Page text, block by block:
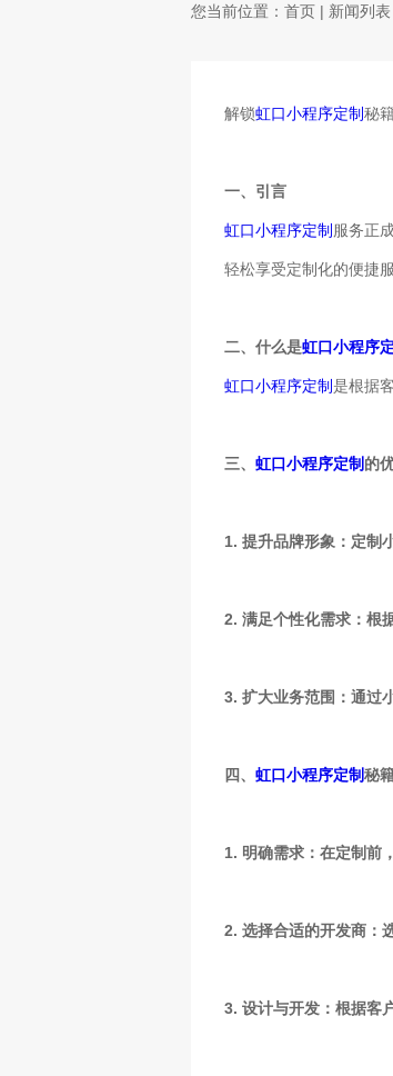
您当前位置： 首页 | 新闻列表
解锁虹口小程序定制秘
一、引言
虹口小程序定制 服务正
轻松享受定制化的便捷服
二、什么是虹口小程序
虹口小程序定制是根据
三、 虹口小程序定制 的
1. 提升品牌形象：定制
2. 满足个性化需求：根
3. 扩大业务范围：通过
四、 虹口小程序定制秘
1. 明确需求：在定制前
2. 选择合适的开发商：
3. 设计与开发：根据客